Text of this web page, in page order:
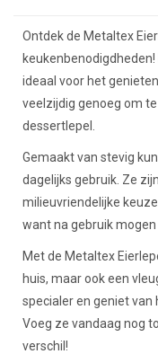
Beschrijving
Ontdek de Metaltex
ideaal voor het
veelzijdig genoeg om
dessertlepel.
Gemaakt van stevig
dagelijks gebruik. Ze
milieuvriendelijke
want na gebruik
Met de Metaltex
huis, maar ook een
specialer en geniet van
Voeg ze vandaag nog
verschil!